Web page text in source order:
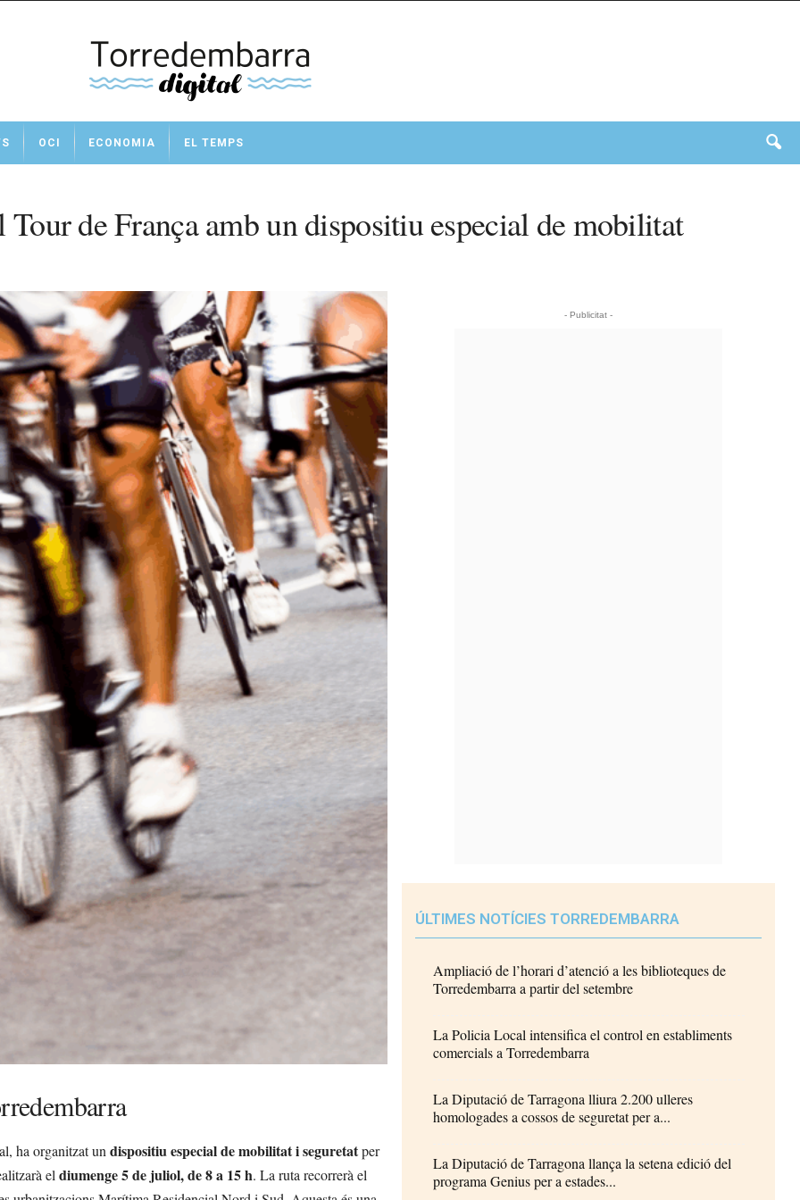
OCI ECONOMIA EL TEMPS
Tour de França amb un dispositiu especial de mobilitat
ha organitzat undispositiu especial de mobilitat i seguretatper
eldiumenge 5 de juliol, de 8 a 15 h. La ruta recorrerà el
- Publicitat -
ÚLTIMES NOTÍCIES TORREDEMBARRA
Ampliació de l’horari d’atenció a les biblioteques de
Torredembarra a partir del setembre
La Policia Local intensifica el control en establiments
comercials a Torredembarra
La Diputació de Tarragona lliura 2.200 ulleres
homologades a cossos de seguretat per a...
La Diputació de Tarragona llança la setena edició del
programa Genius per a estades...